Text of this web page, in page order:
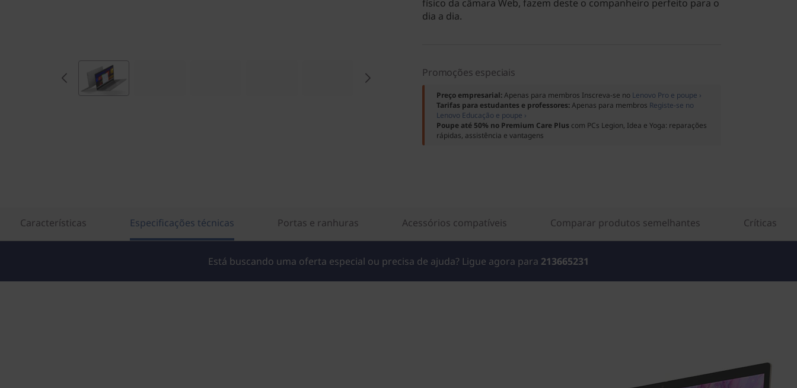
físico da câmara Web, fazem deste o companheiro perfeito para o
dia a dia.
Promoções especiais
Preço empresarial:Apenas para membros Inscreva-se no Lenovo Pro e poupe ›
Tarifas para estudantes e professores:Apenas para membros Registe-se no
Lenovo Educação e poupe ›
Poupe até 50% no Premium Care Plus com PCs Legion, Idea e Yoga: reparações
rápidas, assistência e vantagens
Características Especificações técnicas Portas e ranhuras Acessórios compatíveis Comparar produtos semelhantes Críticas
Está buscando uma oferta especial ou precisa de ajuda? Ligue agora para 213665231